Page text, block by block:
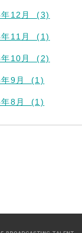
年12月 (3)
年11月 (1)
年10月 (2)
年9月 (1)
年8月 (1)